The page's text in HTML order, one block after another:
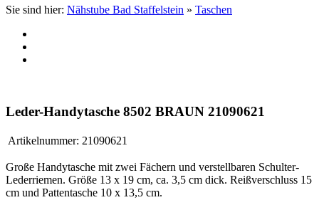
Sie sind hier: Nähstube Bad Staffelstein » Taschen
Leder-Handytasche 8502 BRAUN 21090621
Artikelnummer: 21090621
Große Handytasche mit zwei Fächern und verstellbaren Schulter-
Lederriemen. Größe 13 x 19 cm, ca. 3,5 cm dick. Reißverschluss 15
cm und Pattentasche 10 x 13,5 cm.